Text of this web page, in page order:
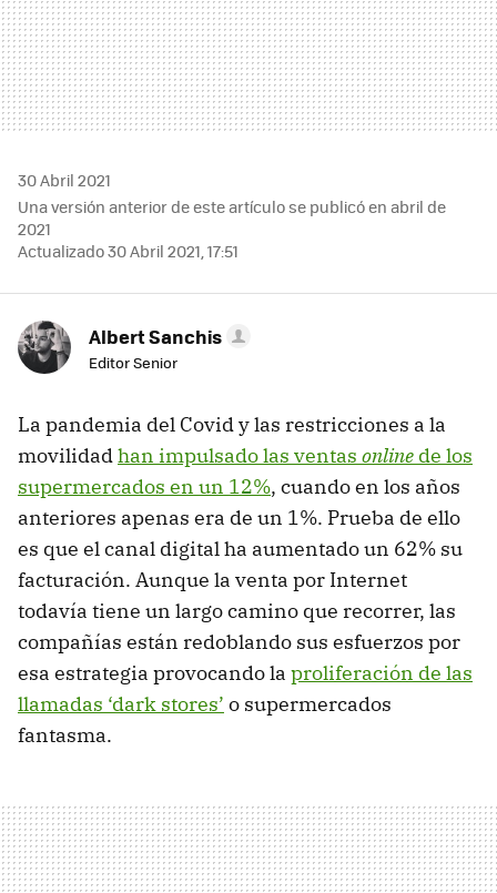
30 Abril 2021
Una versión anterior de este artículo se publicó en abril de
2021
Actualizado 30 Abril 2021, 17:51
Albert Sanchis
Editor Senior
La pandemia del Covid y las restricciones a la
movilidadhan impulsado las ventas online de los
supermercados en un 12%, cuando en los años
anteriores apenas era de un 1%. Prueba de ello
es que el canal digital ha aumentado un 62% su
facturación. Aunque la venta por Internet
todavía tiene un largo camino que recorrer, las
compañías están redoblando sus esfuerzos por
esa estrategia provocando la proliferación de las
llamadas ‘dark stores’ o supermercados
fantasma.